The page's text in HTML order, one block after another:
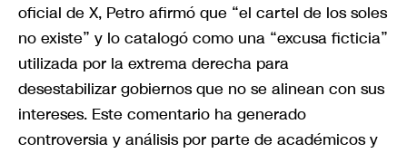
oficial de X, Petro afirmó que “el cartel de los soles
no existe” y lo catalogó como una “excusa ficticia”
utilizada por la extrema derecha para
desestabilizar gobiernos que no se alinean con sus
intereses. Este comentario ha generado
controversia y análisis por parte de académicos y